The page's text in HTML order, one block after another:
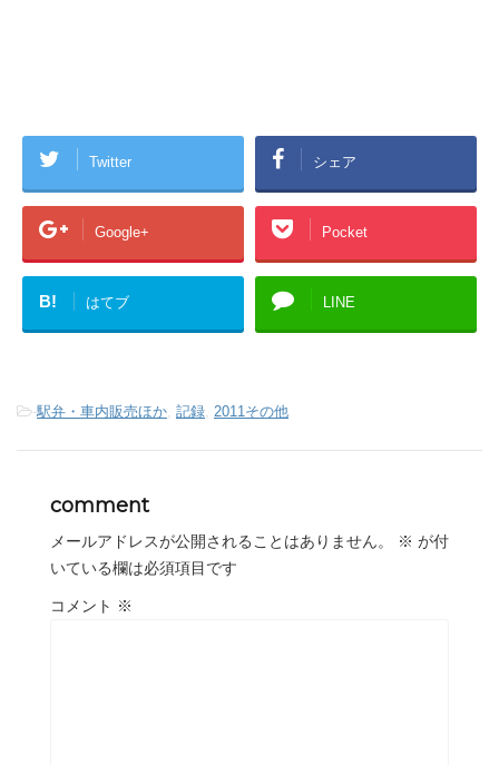
Twitter シェア
Google+ Pocket
B! はてブ LINE
-駅弁・車内販売ほか 記録 2011その他
comment
メールアドレスが公開されることはありません。 ※ が付
いている欄は必須項目です
コメント ※